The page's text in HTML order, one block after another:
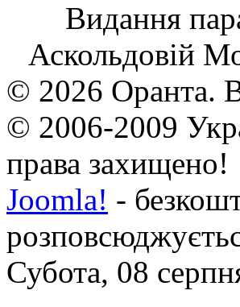
Видання
Аскольдовій
© 2026 Оранта.
© 2006-2009
права захищено!
Joomla! -
Субота, 08